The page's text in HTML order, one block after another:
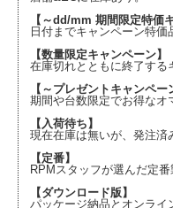
【～dd/mm 期間限定特価
日付までキャンペーン特価
【数量限定キャンペーン】
在庫切れとともに終了する
【～プレゼントキャンペー
期間や台数限定でお得なオ
【入荷待ち】
現在在庫は無いが、発注済
【定番】
RPMスタッフが選んだ定番
【ダウンロード版】
パッケージ納品とオンライ